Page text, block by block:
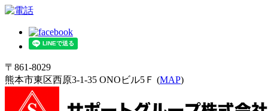
〒861-8029
熊本市東区西原3-1-35 ONOビル5Ｆ (MAP)